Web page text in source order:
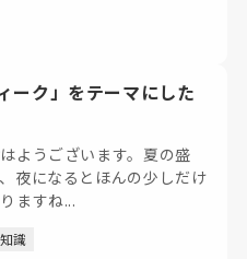
ーク」をテーマにした
ようございます。夏の盛
夜になるとほんの少しだけ
ますね...
識